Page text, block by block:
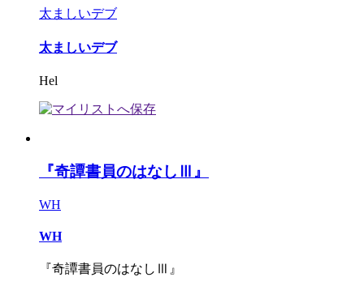
太ましいデブ
太ましいデブ
Hel
『奇譚書員のはなしⅢ』
WH
WH
『奇譚書員のはなしⅢ』